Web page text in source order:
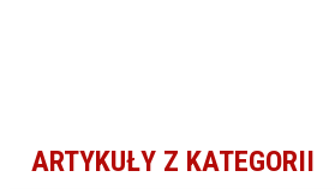
ARTYKUŁY Z KATEGORII